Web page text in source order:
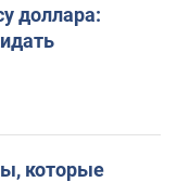
доллара:
которые